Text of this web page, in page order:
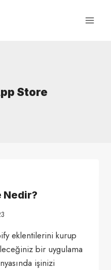
Store
Nedir?
eklentilerini kurup
bir uygulama
işinizi